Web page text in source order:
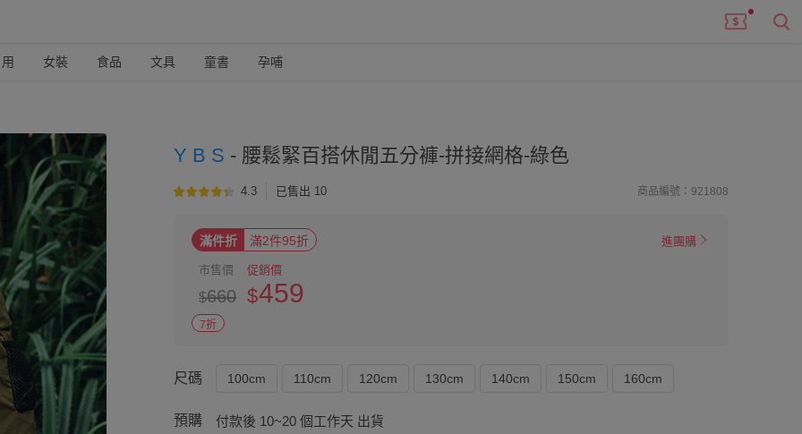
女裝 食品 文具 童書 孕哺
Y B S - 腰鬆緊百搭休閒五分褲-拼接網格-綠色
4.3 已售出 10 商品編號：921808
滿件折 滿2件95折 進團購
市售價
$660
促銷價
$459
7折
尺碼 100cm 110cm 120cm 130cm 140cm 150cm 160cm
預購 付款後 10~20 個工作天 出貨